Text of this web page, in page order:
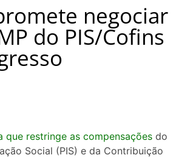
negociar
do PIS/Cofins
que restringe as compensações do
Social (PIS) e da Contribuição